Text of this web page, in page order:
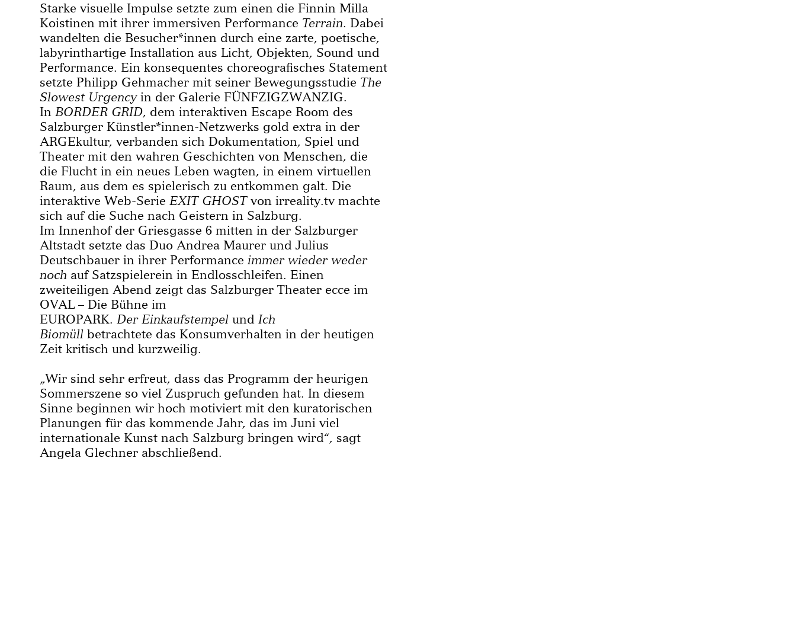
Starke visuelle Impulse setzte zum einen die Finnin Milla
Koistinen mit ihrer immersiven Performance Terrain. Dabei
wandelten die Besucher*innen durch eine zarte, poetische,
labyrinthartige Installation aus Licht, Objekten, Sound und
Performance. Ein konsequentes choreografisches Statement
setzte Philipp Gehmacher mit seiner Bewegungsstudie The
Slowest Urgencyin der Galerie FÜNFZIGZWANZIG.
InBORDER GRID, dem interaktiven Escape Room des
Salzburger Künstler*innen-Netzwerks gold extra in der
ARGEkultur, verbanden sich Dokumentation, Spiel und
Theater mit den wahren Geschichten von Menschen, die
die Flucht in ein neues Leben wagten, in einem virtuellen
Raum, aus dem es spielerisch zu entkommen galt. Die
interaktive Web-SerieEXIT GHOSTvon irreality.tv machte
sich auf die Suche nach Geistern in Salzburg.
Im Innenhof der Griesgasse 6 mitten in der Salzburger
Altstadt setzte das Duo Andrea Maurer und Julius
Deutschbauer in ihrer Performanceimmer wieder weder
noch auf Satzspielerein in Endlosschleifen. Einen
zweiteiligen Abend zeigt das Salzburger Theater ecce im
OVAL – Die Bühne im
EUROPARK.Der Einkaufstempel undIch
Biomüll betrachtete das Konsumverhalten in der heutigen
Zeit kritisch und kurzweilig.
„Wir sind sehr erfreut, dass das Programm der heurigen
Sommerszene so viel Zuspruch gefunden hat. In diesem
Sinne beginnen wir hoch motiviert mit den kuratorischen
Planungen für das kommende Jahr, das im Juni viel
internationale Kunst nach Salzburg bringen wird“, sagt
Angela Glechner abschließend.